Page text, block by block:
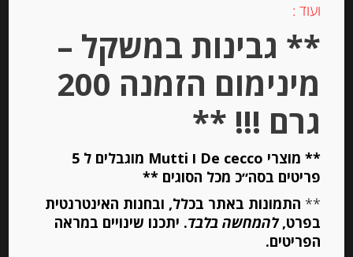
מחיר ל 100 גרם: 22.12 ש"ח
יחידות
הוספה לסל
ועוד :
** גבינות במשקל –
מינימום הזמנה 200
גרם !!! **
** מוצרי De cecco ו Mutti מוגבלים ל 5
פריטים בסה״כ מכל הסוגים **
** התמונות באתר בכלל, ובחנות האינטרנטית
בפרט,להמחשה בלבד. יתכנו שינויים במראה
הפריטים.